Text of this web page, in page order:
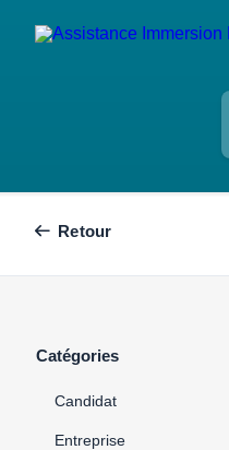
Retour
Catégories
Candidat
Entreprise